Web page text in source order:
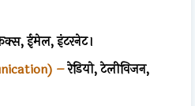
ईमेल, इंटरनेट।
–रेडियो, टेलीविजन,